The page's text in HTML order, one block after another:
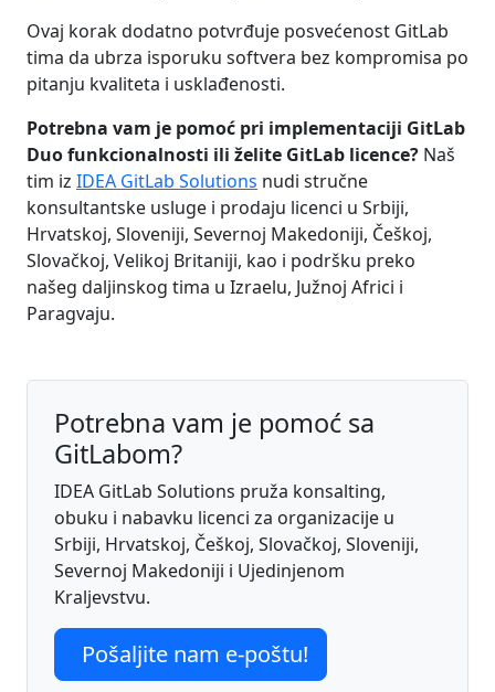
Ovaj korak dodatno potvrđuje posvećenost GitLab
tima da ubrza isporuku softvera bez kompromisa po
pitanju kvaliteta i usklađenosti.
Potrebna vam je pomoć pri implementaciji GitLab
Duo funkcionalnosti ili želite GitLab licence? Naš
tim iz IDEA GitLab Solutions nudi stručne
konsultantske usluge i prodaju licenci u Srbiji,
Hrvatskoj, Sloveniji, Severnoj Makedoniji, Češkoj,
Slovačkoj, Velikoj Britaniji, kao i podršku preko
našeg daljinskog tima u Izraelu, Južnoj Africi i
Paragvaju.
Potrebna vam je pomoć sa
GitLabom?
IDEA GitLab Solutions pruža konsalting,
obuku i nabavku licenci za organizacije u
Srbiji, Hrvatskoj, Češkoj, Slovačkoj, Sloveniji,
Severnoj Makedoniji i Ujedinjenom
Kraljevstvu.
Pošaljite nam e-poštu!